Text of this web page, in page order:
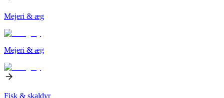
Mejeri & æg
Mejeri & æg
Fisk & skaldyr